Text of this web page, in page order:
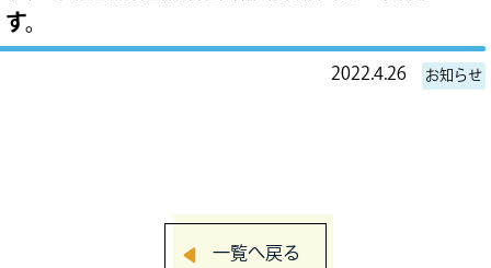
す。
2022.4.26 お知らせ
一覧へ戻る